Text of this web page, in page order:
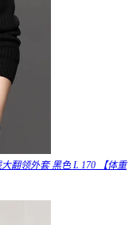
翻领外套 黑色 L 170 【体重